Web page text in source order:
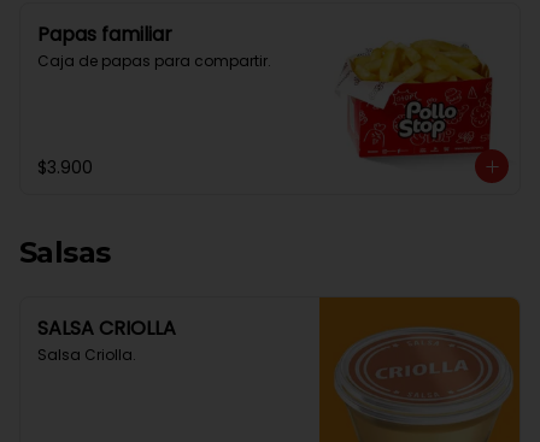
Papas familiar
Caja de papas para compartir.
$3.900
Salsas
SALSA CRIOLLA
Salsa Criolla.